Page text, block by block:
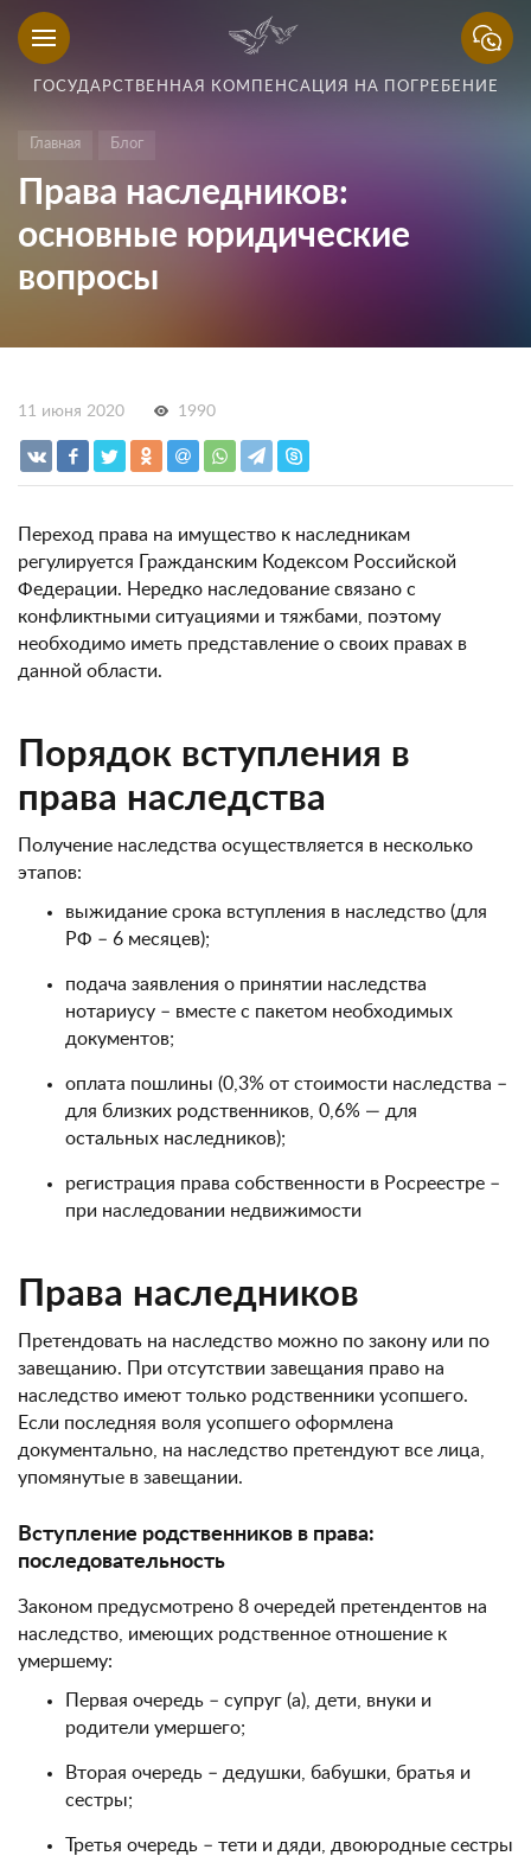
ГОСУДАРСТВЕННАЯ КОМПЕНСАЦИЯ НА ПОГРЕБЕНИЕ
Главная Блог
Права наследников:
основные юридические
вопросы
11 июня 2020 1990
Переход права на имущество к наследникам
регулируется Гражданским Кодексом Российской
Федерации. Нередко наследование связано с
конфликтными ситуациями и тяжбами, поэтому
необходимо иметь представление о своих правах в
данной области.
Порядок вступления в
права наследства
Получение наследства осуществляется в несколько
этапов:
выжидание срока вступления в наследство (для
РФ – 6 месяцев);
подача заявления о принятии наследства
нотариусу – вместе с пакетом необходимых
документов;
оплата пошлины (0,3% от стоимости наследства –
для близких родственников, 0,6% — для
остальных наследников);
регистрация права собственности в Росреестре –
при наследовании недвижимости
Права наследников
Претендовать на наследство можно по закону или по
завещанию. При отсутствии завещания право на
наследство имеют только родственники усопшего.
Если последняя воля усопшего оформлена
документально, на наследство претендуют все лица,
упомянутые в завещании.
Вступление родственников в права:
последовательность
Законом предусмотрено 8 очередей претендентов на
наследство, имеющих родственное отношение к
умершему:
Первая очередь – супруг (а), дети, внуки и
родители умершего;
Вторая очередь – дедушки, бабушки, братья и
сестры;
Третья очередь – тети и дяди, двоюродные сестры